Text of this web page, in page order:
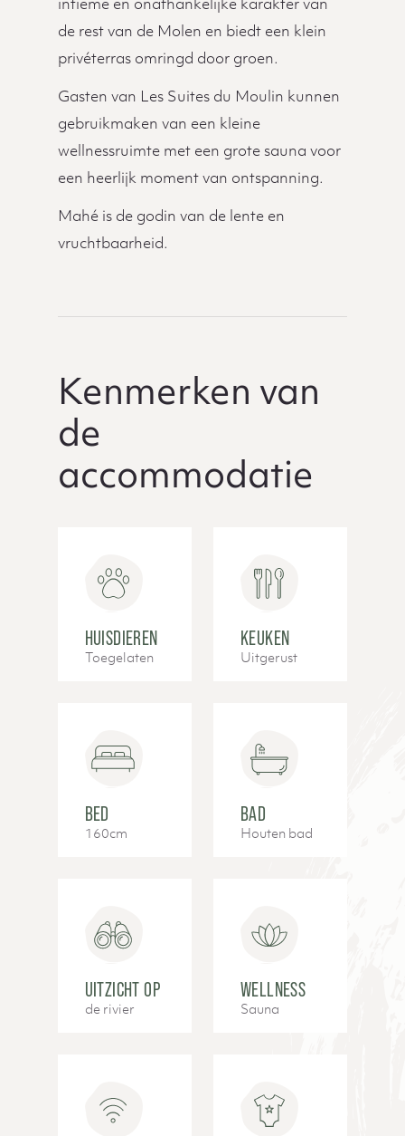
intieme en onafhankelijke karakter van
de rest van de Molen en biedt een klein
privéterras omringd door groen.
Gasten van Les Suites du Moulin kunnen
gebruikmaken van een kleine
wellnessruimte met een grote sauna voor
een heerlijk moment van ontspanning.
Mahé is de godin van de lente en
vruchtbaarheid.
Kenmerken van
de
accommodatie
HUISDIEREN
Toegelaten
KEUKEN
Uitgerust
BED
160cm
BAD
Houten bad
UITZICHT OP
de rivier
WELLNESS
Sauna